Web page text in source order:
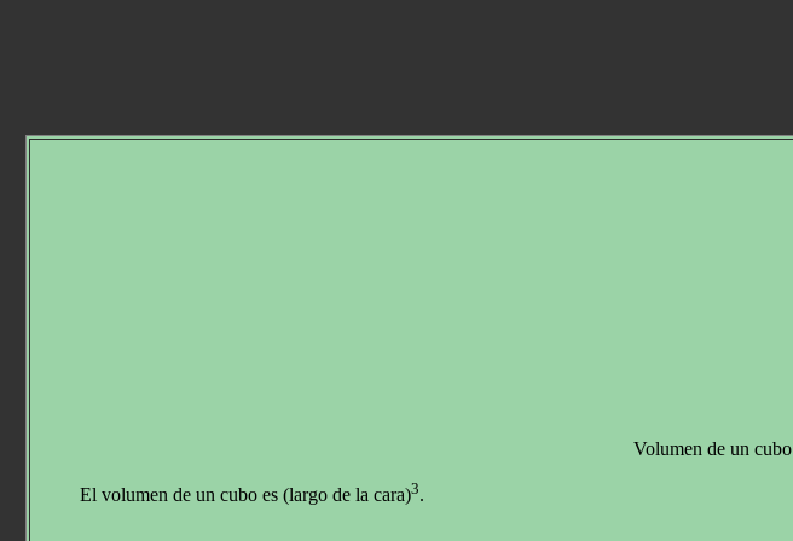
Volumen de un cubo
El volumen de un cubo es (largo de la cara)3.